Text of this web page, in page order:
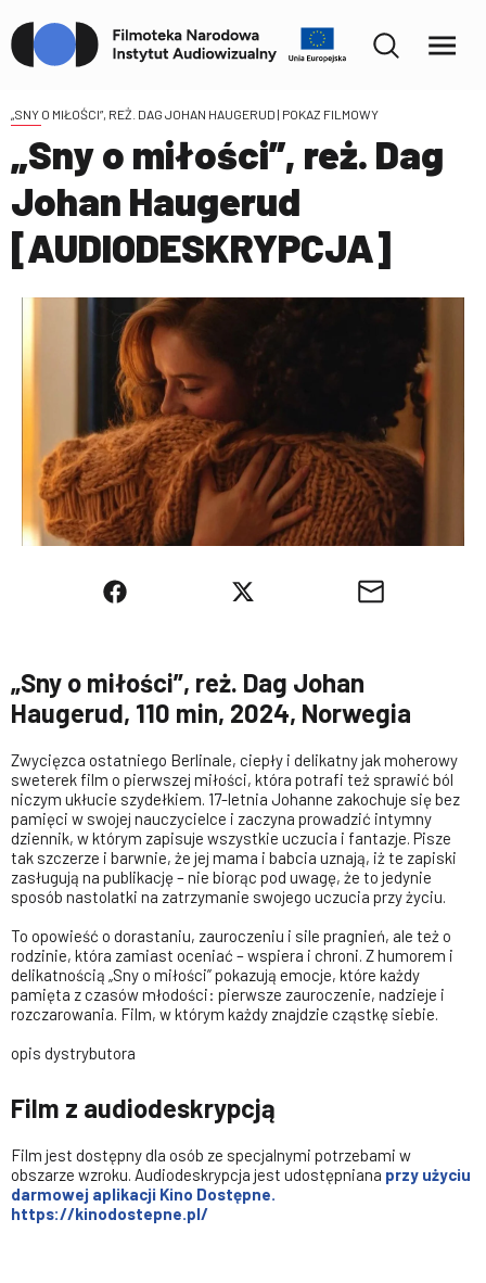
„SNY O MIŁOŚCI”, REŻ. DAG JOHAN HAUGERUD | POKAZ FILMOWY
„Sny o miłości”, reż. Dag
Johan Haugerud
[AUDIODESKRYPCJA]
„Sny o miłości”, reż. Dag Johan
Haugerud, 110 min, 2024, Norwegia
Zwycięzca ostatniego Berlinale, ciepły i delikatny jak moherowy
sweterek film o pierwszej miłości, która potrafi też sprawić ból
niczym ukłucie szydełkiem. 17-letnia Johanne zakochuje się bez
pamięci w swojej nauczycielce i zaczyna prowadzić intymny
dziennik, w którym zapisuje wszystkie uczucia i fantazje. Pisze
tak szczerze i barwnie, że jej mama i babcia uznają, iż te zapiski
zasługują na publikację – nie biorąc pod uwagę, że to jedynie
sposób nastolatki na zatrzymanie swojego uczucia przy życiu.
To opowieść o dorastaniu, zauroczeniu i sile pragnień, ale też o
rodzinie, która zamiast oceniać – wspiera i chroni. Z humorem i
delikatnością „Sny o miłości” pokazują emocje, które każdy
pamięta z czasów młodości: pierwsze zauroczenie, nadzieje i
rozczarowania. Film, w którym każdy znajdzie cząstkę siebie.
opis dystrybutora
Film z audiodeskrypcją
Film jest dostępny dla osób ze specjalnymi potrzebami w
obszarze wzroku. Audiodeskrypcja jest udostępniana przy użyciu
darmowej aplikacji Kino Dostępne.
https://kinodostepne.pl/